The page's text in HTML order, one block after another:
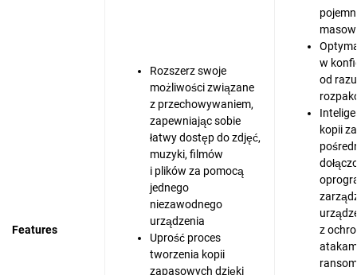
Features
Rozszerz swoje
możliwości związane
z przechowywaniem,
zapewniając sobie
łatwy dostęp do zdjęć,
muzyki, filmów
i plików za pomocą
jednego
niezawodnego
urządzenia
Uprość proces
tworzenia kopii
zapasowych dzięki
w
od
kopii
z